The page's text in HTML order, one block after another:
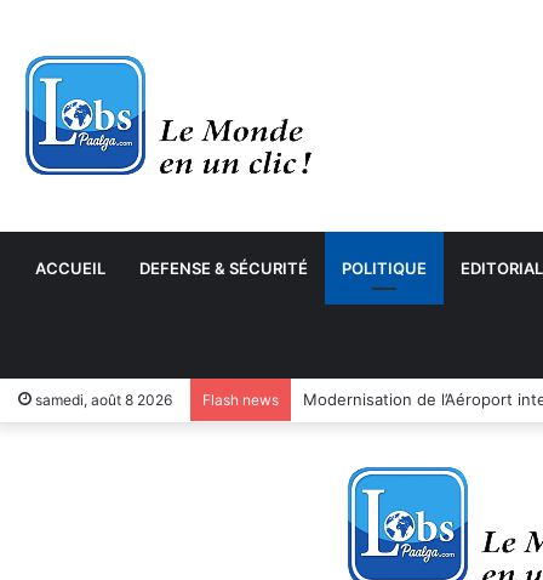
ACCUEIL DEFENSE & SÉCURITÉ POLITIQUE EDITORIAL
samedi, août 8 2026 Flash news